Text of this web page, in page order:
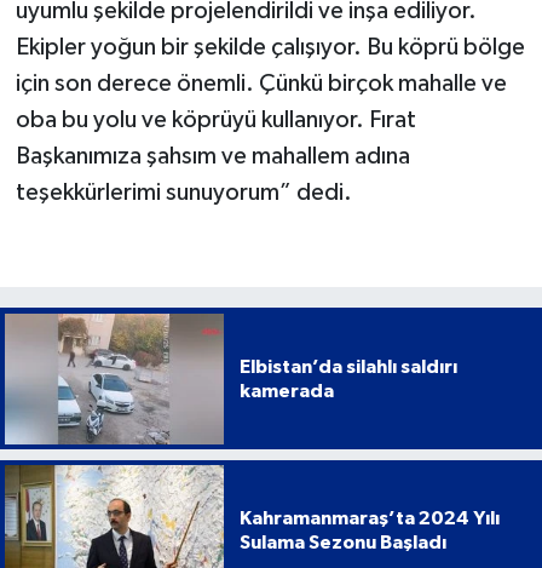
uyumlu şekilde projelendirildi ve inşa ediliyor.
Ekipler yoğun bir şekilde çalışıyor. Bu köprü bölge
için son derece önemli. Çünkü birçok mahalle ve
oba bu yolu ve köprüyü kullanıyor. Fırat
Başkanımıza şahsım ve mahallem adına
teşekkürlerimi sunuyorum” dedi.
Elbistan’da silahlı saldırı
kamerada
Kahramanmaraş’ta 2024 Yılı
Sulama Sezonu Başladı